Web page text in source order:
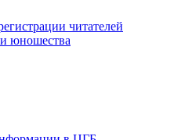
читателей
и юношества